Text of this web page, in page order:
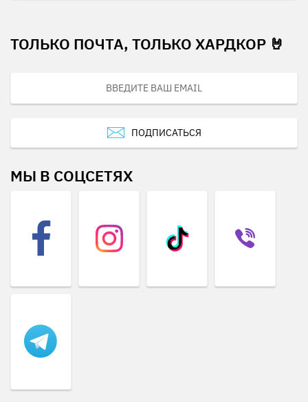
ТОЛЬКО ПОЧТА, ТОЛЬКО ХАРДКОР 🤘
ПОДПИСАТЬСЯ
МЫ В СОЦСЕТЯХ